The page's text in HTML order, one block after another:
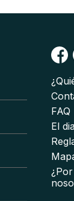
FAQ
El